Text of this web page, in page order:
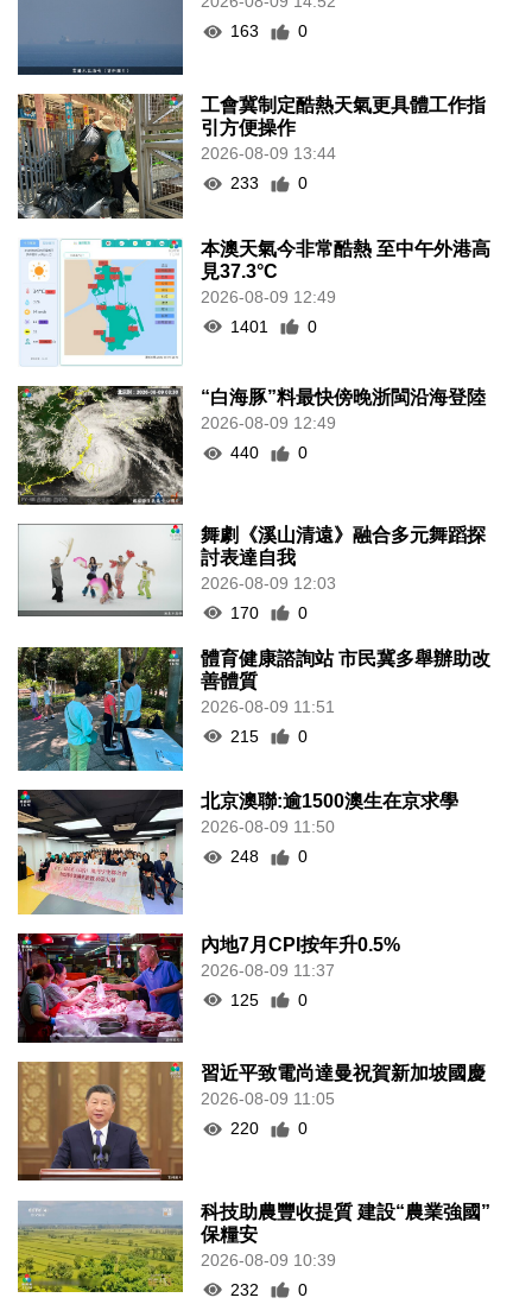
163
0
工會冀制定酷熱天氣更具體工作指
引方便操作
2026-08-09 13:44
233
0
本澳天氣今非常酷熱 至中午外港高
見37.3°C
2026-08-09 12:49
1401
0
“白海豚”料最快傍晚浙閩沿海登陸
2026-08-09 12:49
440
0
舞劇《溪山清遠》融合多元舞蹈探
討表達自我
2026-08-09 12:03
170
0
體育健康諮詢站 市民冀多舉辦助改
善體質
2026-08-09 11:51
215
0
北京澳聯:逾1500澳生在京求學
2026-08-09 11:50
248
0
內地7月CPI按年升0.5%
2026-08-09 11:37
125
0
習近平致電尚達曼祝賀新加坡國慶
2026-08-09 11:05
220
0
科技助農豐收提質 建設“農業強國”
保糧安
2026-08-09 10:39
232
0